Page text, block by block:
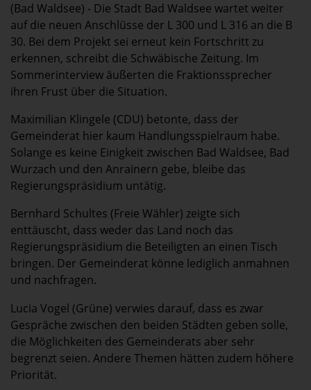
(Bad Waldsee) - Die Stadt Bad Waldsee wartet weiter
auf die neuen Anschlüsse der L 300 und L 316 an die B
30. Bei dem Projekt sei erneut kein Fortschritt zu
erkennen, schreibt die Schwäbische Zeitung. Im
Sommerinterview äußerten die Fraktionssprecher
ihren Frust über die Situation.
Maximilian Klingele (CDU) betonte, dass der
Gemeinderat hier kaum Handlungsspielraum habe.
Solange es keine Einigkeit zwischen Bad Waldsee, Bad
Wurzach und den Anrainern gebe, bleibe das
Regierungspräsidium untätig.
Bernhard Schultes (Freie Wähler) zeigte sich
enttäuscht, dass weder das Land noch das
Regierungspräsidium die Beteiligten an einen Tisch
bringen. Der Gemeinderat könne lediglich anmahnen
und nachfragen.
Lucia Vogel (Grüne) verwies darauf, dass es zwar
Gespräche zwischen den beiden Städten geben solle,
die Möglichkeiten des Gemeinderats aber sehr
begrenzt seien. Andere Themen hätten zudem höhere
Priorität.